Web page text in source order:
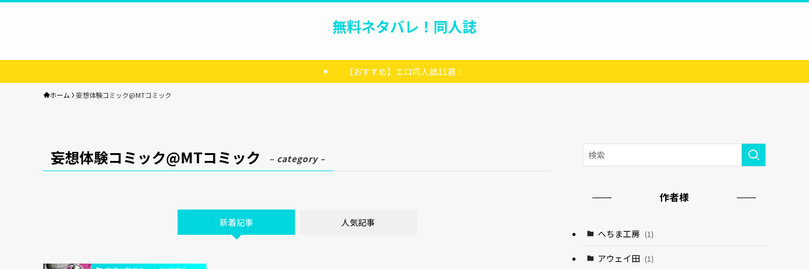
無料ネタバレ！同人誌
【おすすめ】エロ同人誌11選！
ホーム 妄想体験コミック@MTコミック
妄想体験コミック@MTコミック – category –
新着記事 人気記事
作者様
へちま工房 (1)
アウェイ田 (1)